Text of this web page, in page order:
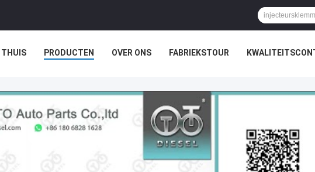
THUIS PRODUCTEN OVER ONS FABRIEKSTOUR